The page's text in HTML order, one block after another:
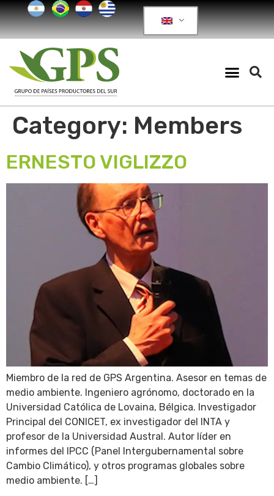
Category: Members
ERNESTO VIGLIZZO
Miembro de la red de GPS Argentina. Asesor en temas de
medio ambiente. Ingeniero agrónomo, doctorado en la
Universidad Católica de Lovaina, Bélgica. Investigador
Principal del CONICET, ex investigador del INTA y
profesor de la Universidad Austral. Autor líder en
informes del IPCC (Panel Intergubernamental sobre
Cambio Climático), y otros programas globales sobre
medio ambiente. […]